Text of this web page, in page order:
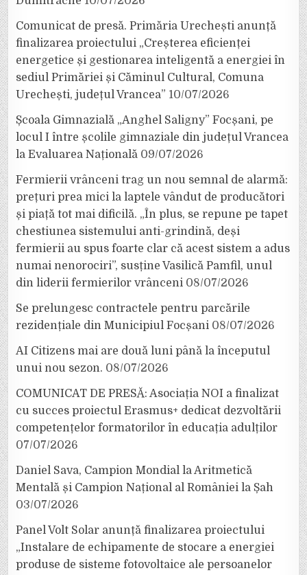
Comunicat de presă. Primăria Urechești anunță
finalizarea proiectului „Creșterea eficienței
energetice și gestionarea inteligentă a energiei în
sediul Primăriei și Căminul Cultural, Comuna
Urechești, județul Vrancea” 10/07/2026
Școala Gimnazială „Anghel Saligny” Focșani, pe
locul I între școlile gimnaziale din județul Vrancea
la Evaluarea Națională 09/07/2026
Fermierii vrânceni trag un nou semnal de alarmă:
prețuri prea mici la laptele vândut de producători
și piață tot mai dificilă. „În plus, se repune pe tapet
chestiunea sistemului anti-grindină, deși
fermierii au spus foarte clar că acest sistem a adus
numai nenorociri”, susține Vasilică Pamfil, unul
din liderii fermierilor vrânceni 08/07/2026
Se prelungesc contractele pentru parcările
rezidențiale din Municipiul Focșani 08/07/2026
AI Citizens mai are două luni până la începutul
unui nou sezon. 08/07/2026
COMUNICAT DE PRESĂ: Asociația NOI a finalizat
cu succes proiectul Erasmus+ dedicat dezvoltării
competențelor formatorilor în educația adulților
07/07/2026
Daniel Sava, Campion Mondial la Aritmetică
Mentală și Campion Național al României la Șah
03/07/2026
Panel Volt Solar anunță finalizarea proiectului
„Instalare de echipamente de stocare a energiei
produse de sisteme fotovoltaice ale persoanelor